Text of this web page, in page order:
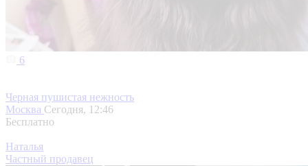
6
Черная пушистая нежность
Москва Сегодня, 12:46
Бесплатно
Наталья
Частный продавец